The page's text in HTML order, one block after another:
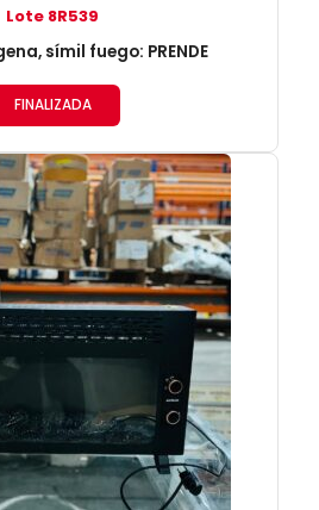
Lote 8R539
símil fuego: PRENDE
FINALIZADA